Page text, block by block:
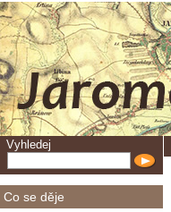
Vyhledej
Co se děje